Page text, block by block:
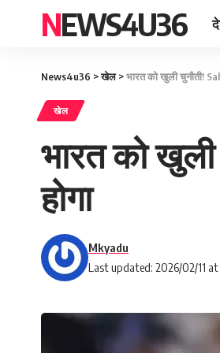
NEWS4U36
News4u36 >खेल>भारत को खुली चुनौती!
खेल
भारत को
होगा
Last updated: 2026/02/11 at
Mkyadu